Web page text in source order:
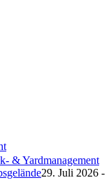
& Yardmanagement
29. Juli 2026 -